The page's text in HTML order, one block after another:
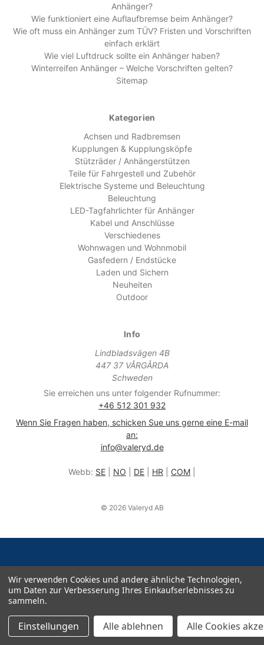
Anhänger?
Wie funktioniert eine Auflaufbremse beim Anhänger?
Wie oft muss ein Anhänger zum TÜV? Fristen und Vorschriften
einfach erklärt
Wie viel Luftdruck sollte ein Anhänger haben?
Winterreifen Anhänger – Welche Vorschriften gelten?
Sitemap
Kategorien
Achsen und Radbremsen
Kupplungen & Kupplungsköpfe
Stützräder / Anhängerstützen
Teile für Fahrgestell und Zubehör
Elektrische Systeme und Beleuchtung
Beleuchtung
LED-Tagfahrlichter für Anhänger
Kabel und Anschlüsse
Verschiedenes
Wohnwagen und Wohnmobil
Gasfedern / Endstücke
Laden und Sichern
Neuheiten
Outdoor
Info
Lindbladsvägen 4B
447 37 VÅRGÅRDA
Schweden
Sie erreichen uns unter folgender Rufnummer:
+46 512 301 932
Wenn Sie Fragen haben, schicken Sue uns gerne eine E-mail
an:
info@valeryd.de
Webb: SE NO DE HR COM
© 2026 Valeryd AB
Wir verwenden Cookies und andere ähnliche Technologien,
um Daten zur Verbesserung Ihres Einkaufserlebnisses zu
sammeln.
Einstellungen Alle ablehnen Alle Cookies